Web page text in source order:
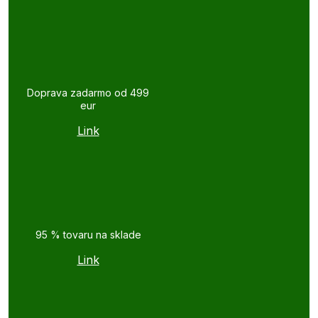
Doprava zadarmo od 499
eur
Link
95 % tovaru na sklade
Link